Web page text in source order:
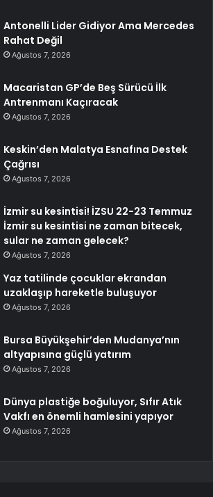
Antonelli Lider Gidiyor Ama Mercedes
Rahat Değil
Ağustos 7, 2026
Macaristan GP’de Beş Sürücü İlk
Antrenmanı Kaçıracak
Ağustos 7, 2026
Keskin’den Malatya Esnafına Destek
Çağrısı
Ağustos 7, 2026
İzmir su kesintisi! İZSU 22-23 Temmuz
İzmir su kesintisi ne zaman bitecek,
sular ne zaman gelecek?
Ağustos 7, 2026
Yaz tatilinde çocuklar ekrandan
uzaklaşıp hareketle buluşuyor
Ağustos 7, 2026
Bursa Büyükşehir’den Mudanya’nın
altyapısına güçlü yatırım
Ağustos 7, 2026
Dünya plastiğe boğuluyor, Sıfır Atık
Vakfı en önemli hamlesini yapıyor
Ağustos 7, 2026